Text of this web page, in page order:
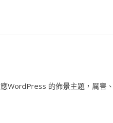
WordPress 的佈景主題，厲害